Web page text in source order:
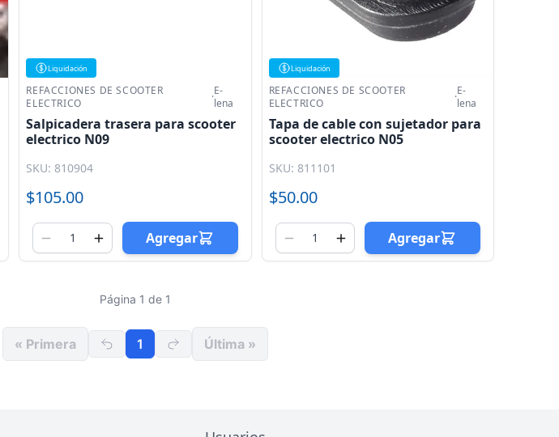
Liquidación
REFACCIONES DE SCOOTER
ELECTRICO
·E-
lena
Salpicadera trasera para scooter
electrico N09
SKU: 810904
$105.00
Agregar
Liquidación
REFACCIONES DE SCOOTER
ELECTRICO
·E-
lena
Tapa de cable con sujetador para
scooter electrico N05
SKU: 811101
$50.00
Agregar
Página 1 de 1
« Primera 1 Última »